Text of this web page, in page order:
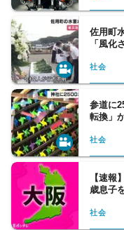
佐用町
「風化
社会
参道に
転換」
社会
【速
歳息子
社会